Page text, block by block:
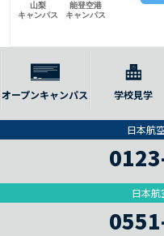
山梨
キャンパス
能登空港
キャンパス
オープンキャンパス 学校見学
日本航
日本航